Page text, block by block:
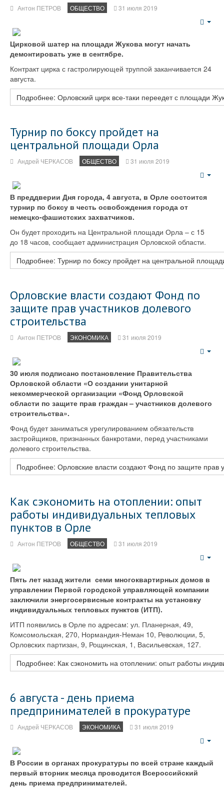
Антон ПЕТРОВ ОБЩЕСТВО 31 июля 2019
Цирковой шатер на площади Жукова могут начать
демонтировать уже в сентябре.
Контракт цирка с гастролирующей труппой заканчивается 24
августа.
Подробнее: Орловский цирк все-таки переедет с площади
Турнир по боксу пройдет на
центральной площади Орла
Андрей ЧЕРКАСОВ ОБЩЕСТВО 31 июля 2019
В преддверии Дня города, 4 августа, в Орле состоится
турнир по боксу в честь освобождения города от
немецко-фашистских захватчиков.
Он будет проходить на Центральной площади Орла – с 15
до 18 часов, сообщает администрация Орловской области.
Подробнее: Турнир по боксу пройдет на центральной
Орловские власти создают Фонд по
защите прав участников долевого
строительства
Антон ПЕТРОВ ЭКОНОМИКА 31 июля 2019
30 июля подписано постановление Правительства
Орловской области «О создании унитарной
некоммерческой организации «Фонд Орловской
области по защите прав граждан – участников долевого
строительства».
Фонд будет заниматься урегулированием обязательств
застройщиков, признанных банкротами, перед участниками
долевого строительства.
Подробнее: Орловские власти создают Фонд по защите прав
Как сэкономить на отоплении: опыт
работы индивидуальных тепловых
пунктов в Орле
Антон ПЕТРОВ ОБЩЕСТВО 31 июля 2019
Пять лет назад жители семи многоквартирных домов в
управлении Первой городской управляющей компании
заключили энергосервисные контракты на установку
индивидуальных тепловых пунктов (ИТП).
ИТП появились в Орле по адресам: ул. Планерная, 49,
Комсомольская, 270, Нормандия-Неман 10, Революции, 5,
Орловских партизан, 9, Рощинская, 1, Васильевская, 127.
Подробнее: Как сэкономить на отоплении: опыт работы
6 августа - день приема
предпринимателей в прокуратуре
Андрей ЧЕРКАСОВ ЭКОНОМИКА 31 июля 2019
В России в органах прокуратуры по всей стране каждый
первый вторник месяца проводится Всероссийский
день приема предпринимателей.